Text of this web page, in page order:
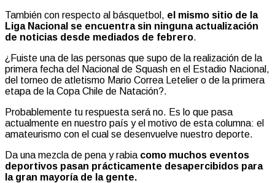
También con respecto al básquetbol, el mismo sitio de la
Liga Nacional se encuentra sin ninguna actualización
de noticias desde mediados de febrero.
¿Fuiste una de las personas que supo de la realización de la
primera fecha del Nacional de Squash en el Estadio Nacional,
del torneo de atletismo Mario Correa Letelier o de la primera
etapa de la Copa Chile de Natación?.
Probablemente tu respuesta será no. Es lo que pasa
actualmente en nuestro país y el motivo de esta columna: el
amateurismo con el cual se desenvuelve nuestro deporte.
Da una mezcla de pena y rabia como muchos eventos
deportivos pasan prácticamente desapercibidos para
la gran mayoría de la gente.